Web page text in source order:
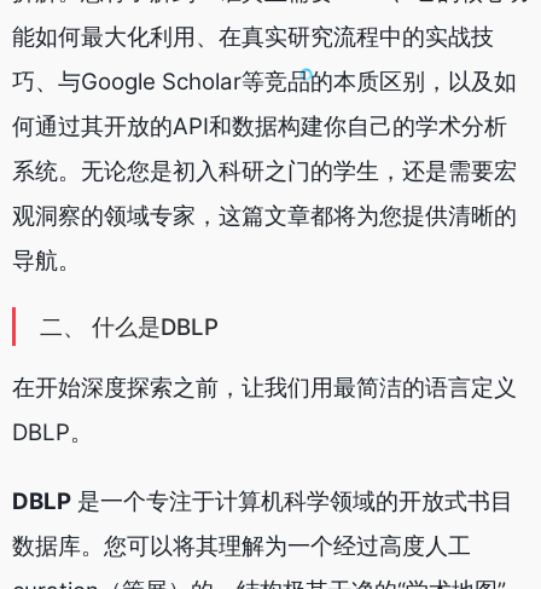
能如何最大化利用、在真实研究流程中的实战技
巧、与Google Scholar等竞品的本质区别，以及如
何通过其开放的API和数据构建你自己的学术分析
系统。无论您是初入科研之门的学生，还是需要宏
观洞察的领域专家，这篇文章都将为您提供清晰的
导航。
二、 什么是DBLP
在开始深度探索之前，让我们用最简洁的语言定义
DBLP。
DBLP 是一个专注于计算机科学领域的开放式书目
数据库。您可以将其理解为一个经过高度人工